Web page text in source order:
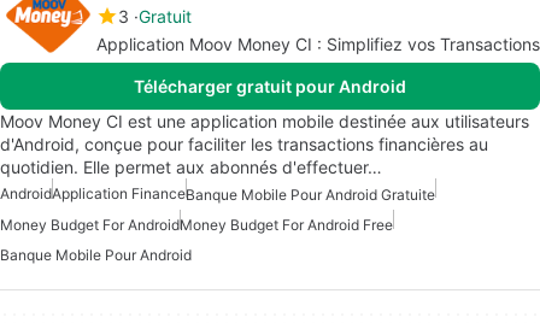
3 Gratuit
Application Moov Money CI : Simplifiez vos Transactions
Télécharger gratuit pour Android
Moov Money CI est une application mobile destinée aux utilisateurs
d'Android, conçue pour faciliter les transactions financières au
quotidien. Elle permet aux abonnés d'effectuer…
AndroidApplication FinanceBanque Mobile Pour Android Gratuite
Money Budget For AndroidMoney Budget For Android Free
Banque Mobile Pour Android